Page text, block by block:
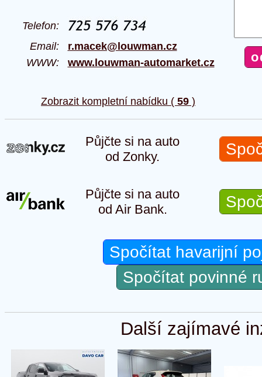
Telefon:
Email: r.macek@louwman.cz
WWW: www.louwman-automarket.cz
Zobrazit kompletní nabídku ( 59 )
Půjčte si na auto
od Zonky.
Půjčte si na auto
od Air Bank.
Spočítat havarijní
Spočítat povinné
Další zajímavé